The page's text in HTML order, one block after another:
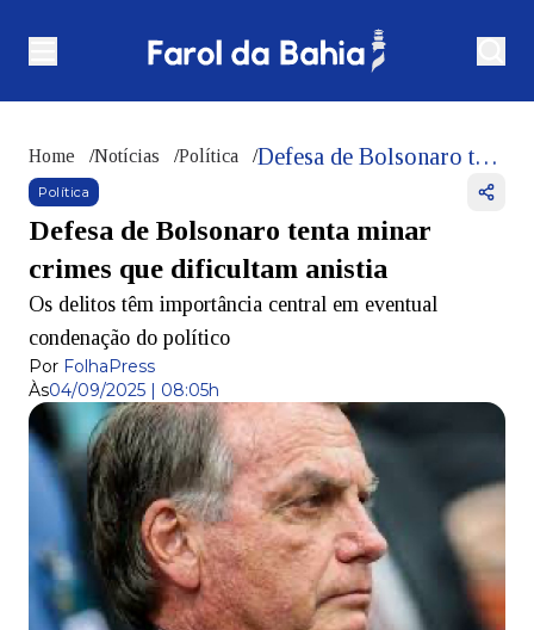
Home /Notícias /Política / Defesa de Bolsonaro tenta minar crimes que dificultam anistia
Política
Defesa de Bolsonaro tenta minar
crimes que dificultam anistia
Os delitos têm importância central em eventual
condenação do político
Por FolhaPress
Às04/09/2025 | 08:05h